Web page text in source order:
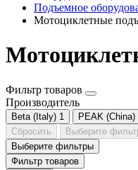
Подъемное
Мотоциклетные
Фильтр товаров
Производитель
Beta (Italy) 1 PEAK (China)
Сбросить
Выберите
Выберите фильтры
Фильтр товаров